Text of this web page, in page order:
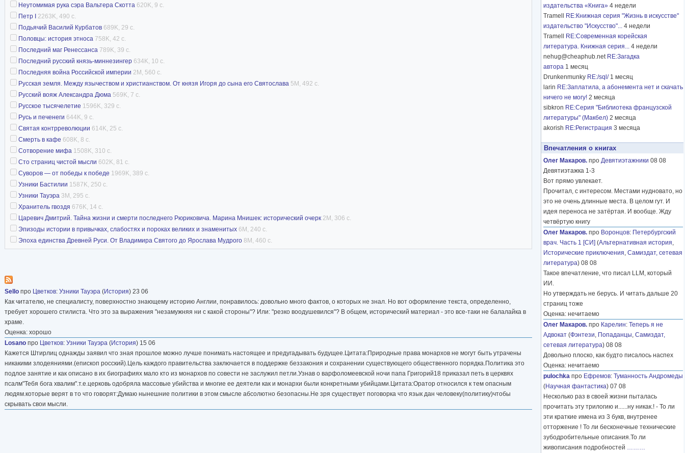
Неутомимая рука сэра Вальтера Скотта 620K, 9 с.
Петр I 2263K, 490 с.
Подьячий Василий Курбатов 689K, 29 с.
Половцы: история этноса 758K, 42 с.
Последний маг Ренессанса 789K, 39 с.
Последний русский князь-миннезингер 634K, 10 с.
Последняя война Российской империи 2M, 560 с.
Русская земля. Между язычеством и христианством. От князя Игоря до сына его Святослава 5M, 492 с.
Русский вояж Александра Дюма 569K, 7 с.
Русское тысячелетие 1596K, 329 с.
Русь и печенеги 644K, 9 с.
Святая контрреволюции 614K, 25 с.
Смерть в кафе 608K, 8 с.
Сотворение мифа 1508K, 310 с.
Сто страниц чистой мысли 602K, 81 с.
Суворов — от победы к победе 1969K, 389 с.
Узники Бастилии 1587K, 250 с.
Узники Тауэра 3M, 295 с.
Хранитель гвоздя 676K, 14 с.
Царевич Дмитрий. Тайна жизни и смерти последнего Рюриковича. Марина Мнишек: исторический очерк 2M, 306 с.
Эпизоды истории в привычках, слабостях и пороках великих и знаменитых 6M, 240 с.
Эпоха единства Древней Руси. От Владимира Святого до Ярослава Мудрого 8M, 460 с.
Sello про Цветков: Узники Тауэра (История) 23 06
Как читателю, не специалисту, поверхностно знающему историю Англии, понравилось: довольно много фактов, о которых не знал. Но вот оформление текста, определенно,
требует хорошего стилиста. Что это за выражения "незамужняя ни с какой стороны"? Или: "резко воодушевился"? В общем, исторический материал - это все-таки не балалайка в
храме.
Оценка: хорошо
Losano про Цветков: Узники Тауэра (История) 15 06
Кажется Штирлиц однажды заявил что зная прошлое можно лучше понимать настоящее и предугадывать будущее.Цитата:Природные права монархов не могут быть утрачены
никакими злодеяниями.(епископ росский).Цель каждого правительства заключается в поддержке беззакония и сохранении существующего общественного порядка.Политика это
подлое занятие и как описано в их биографиях мало кто из монархов по совести не заслужил петли.Узнав о варфоломеевской ночи папа Григорий18 приказал петь в церквях
псалм"Тебя бога хвалим".т.е.церковь одобряла массовые убийства и многие ее деятели как и монархи были конкретными убийцами.Цитата:Оратор относился к тем опасным
людям.которые верят в то что говорят:Думаю нынешние политики в этом смысле абсолютно безопасны.Не зря существует поговорка что язык дан человеку(политику)чтобы
скрывать свои мысли.
издательства «Книга» 4 недели
Tramell
RE:Книжная серия "Жизнь в искусстве"
издательство "Искусство"... 4 недели
Tramell
RE:Современная корейская
литература. Книжная серия... 4 недели
nehug@cheaphub.net RE:Загадка
автора 1 месяц
Drunkenmunky RE:/sql/ 1 месяц
larin RE:Заплатила, а абонемента нет и скачать
ничего не могу! 2 месяца
sibkron RE:Серия "Библиотека французской
литературы" (Макбел) 2 месяца
akorish RE:Регистрация 3 месяца
Впечатления о книгах
Олег Макаров. про Девятиэтажники 08 08
Девятиэтажка 1-3
Вот прямо увлекает.
Прочитал, с интересом. Местами нудновато, но
это не очень длинные места. В целом гут. И
идея переноса не затёртая. И вообще. Жду
четвёртую книгу
Олег Макаров. про Воронцов: Петербургский
врач. Часть 1 [СИ] (Альтернативная история,
Исторические приключения, Самиздат, сетевая
литература) 08 08
Такое впечатление, что писал LLM, который
ИИ.
Но утверждать не берусь. И читать дальше 20
страниц тоже
Оценка: нечитаемо
Олег Макаров. про Карелин: Теперь я не
Адвокат (Фэнтези, Попаданцы, Самиздат,
сетевая литература) 08 08
Довольно плоско, как будто писалось наспех
Оценка: нечитаемо
pulochka про Ефремов: Туманность Андромеды
(Научная фантастика) 07 08
Несколько раз в своей жизни пыталась
прочитать эту трилогию и......ну никак.! - То ли
эти краткие имена из 3 букв, внутренее
отторжение ! То ли бесконечные технические
зубодробительные описания.То ли
живописания подробностей ………